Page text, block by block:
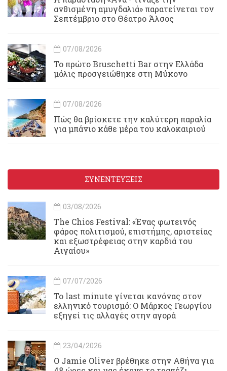
ανθισμένη αμυγδαλιά» παρατείνεται τον
Σεπτέμβριο στο Θέατρο Άλσος
07/08/2026
Το πρώτο Bruschetti Bar στην Ελλάδα
μόλις προσγειώθηκε στη Μύκονο
07/08/2026
Πώς θα βρίσκετε την καλύτερη παραλία
για μπάνιο κάθε μέρα του καλοκαιριού
ΣΥΝΕΝΤΕΥΞΕΙΣ
03/08/2026
Τhe Chios Festival: «Ένας φωτεινός
φάρος πολιτισμού, επιστήμης, αριστείας
και εξωστρέφειας στην καρδιά του
Αιγαίου»
07/07/2026
Το last minute γίνεται κανόνας στον
ελληνικό τουρισμό: Ο Μάρκος Γεωργίου
εξηγεί τις αλλαγές στην αγορά
23/04/2026
Ο Jamie Oliver βρέθηκε στην Αθήνα για